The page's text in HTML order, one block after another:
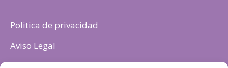
Politica de privacidad
Aviso Legal
Política de cookies